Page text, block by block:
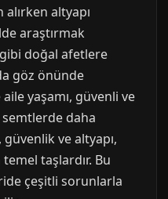
altyapı
araştırmak
doğal afetlere
göz önünde
yaşamı, güvenli ve
daha
ve altyapı,
taşlardır. Bu
çeşitli sorunlarla